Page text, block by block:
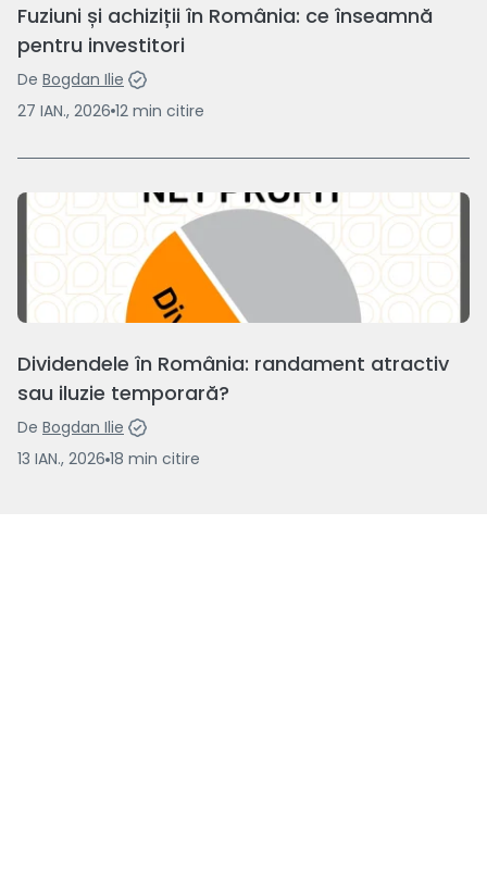
Fuziuni și achiziții în România: ce înseamnă
pentru investitori
De Bogdan Ilie
27 IAN., 2026 12 min citire
Dividendele în România: randament atractiv
sau iluzie temporară?
De Bogdan Ilie
13 IAN., 2026 18 min citire